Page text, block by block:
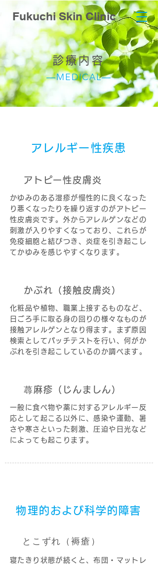
Fukuchi Skin Clinic
診療内容
―MEDICAL―
アレルギー性疾患
アトピー性皮膚炎
かゆみのある湿疹が慢性的に良くなった
り悪くなったりを繰り返すのがアトピー
性皮膚炎です。外からアレルゲンなどの
刺激が入りやすくなっており、これらが
免疫細胞と結びつき、炎症を引き起こし
てかゆみを感じやすくなります。
かぶれ（接触皮膚炎）
化粧品や植物、職業上接するものなど、
日ごろ手に取る身の回りの様々なものが
接触アレルゲンとなり得ます。まず原因
検索としてパッチテストを行い、何がか
ぶれを引き起こしているのか調べます。
蕁麻疹（じんましん）
一般に食べ物や薬に対するアレルギー反
応として起こる以外に、感染や運動、暑
さや寒さといった刺激、圧迫や日光など
によっても起こります。
物理的および科学的障害
とこずれ（褥瘡）
寝たきり状態が続くと、布団・マットレ